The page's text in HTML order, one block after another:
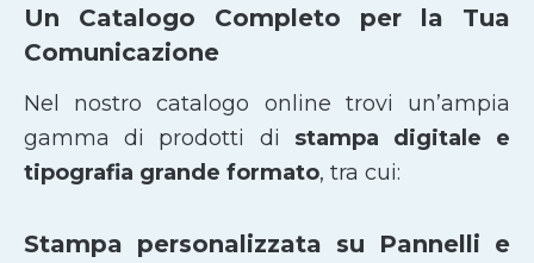
Un Catalogo Completo per la Tua
Comunicazione
Nel nostro catalogo online trovi un’ampia
gamma di prodotti di stampa digitale e
tipografia grande formato, tra cui:
Stampa personalizzata su Pannelli e